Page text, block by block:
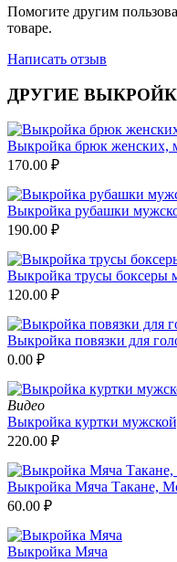
Помогите другим
товаре.
Написать отзыв
ДРУГИЕ
Выкройка брюк женских,
170.00 ₽
Выкройка рубашки
190.00 ₽
Выкройка трусы боксеры
120.00 ₽
Выкройка повязки для
0.00 ₽
Видео
Выкройка куртки
220.00 ₽
Выкройка Мяча Такане,
60.00 ₽
Выкройка Мяча